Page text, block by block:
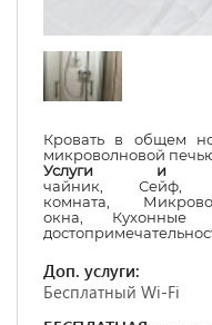
Кровать в общем
микроволновой
Услуги и
чайник
Сейф,
комната
окна
Кухонные
Доп. услуги:
Бесплатный Wi-Fi